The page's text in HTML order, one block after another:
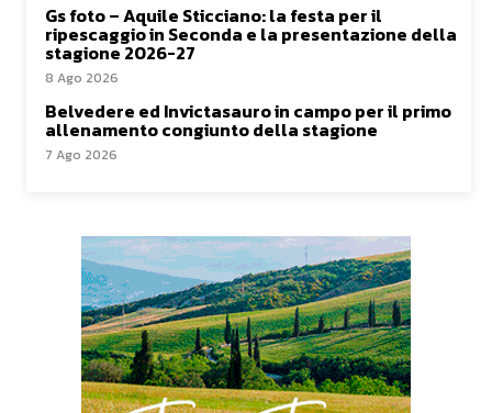
Gs foto – Aquile Sticciano: la festa per il
ripescaggio in Seconda e la presentazione della
stagione 2026-27
8 Ago 2026
Belvedere ed Invictasauro in campo per il primo
allenamento congiunto della stagione
7 Ago 2026